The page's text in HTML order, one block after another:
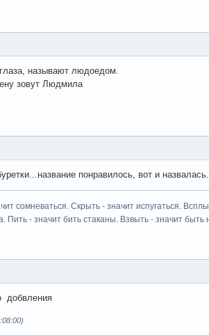
называют людоедом.
зовут Людмила
понравилось, вот и назвалась.
сомневаться. Скрыть - значит испугаться.
Пить - значит бить стаканы. Взвыть - значит быть
добвления